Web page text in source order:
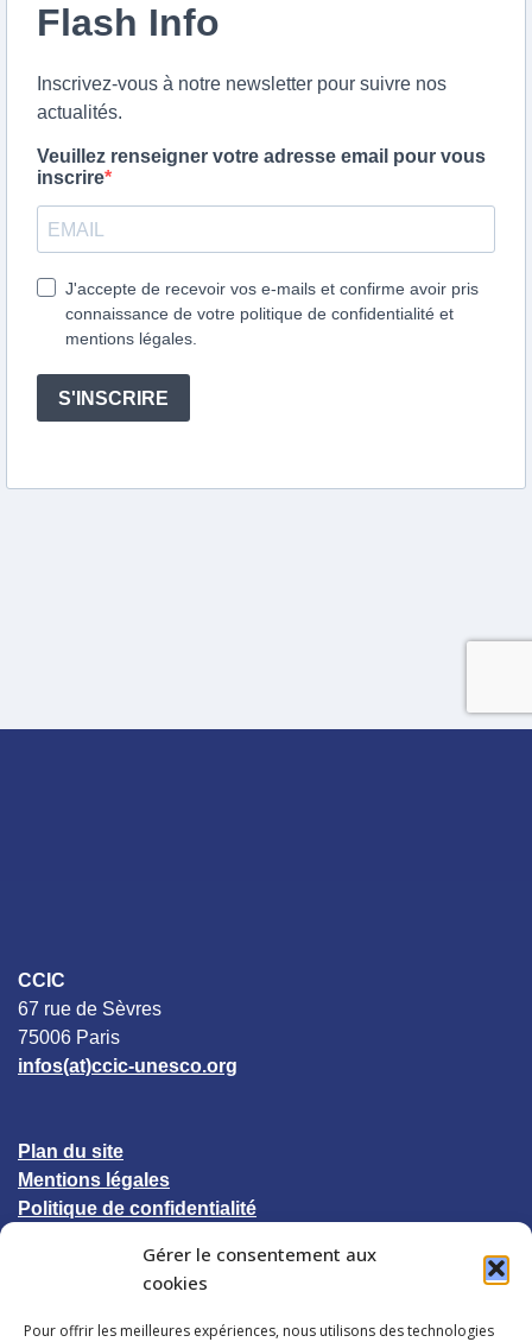
Gérer le consentement aux
cookies
Pour offrir les meilleures expériences, nous utilisons des technologies
CCIC
67 rue de Sèvres
75006 Paris
infos(at)ccic-unesco.org
Plan du site
Mentions légales
Politique de confidentialité
© 2023 CCIC-UNESCO